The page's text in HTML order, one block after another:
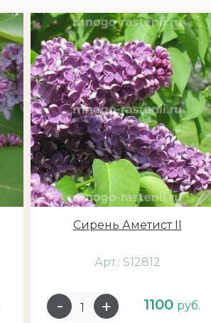
Сирень Аметист II
Арт.: S12812
1100 руб.